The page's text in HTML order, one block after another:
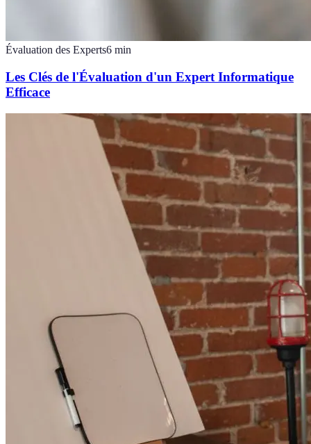
Évaluation des Experts6 min
Les Clés de l'Évaluation d'un Expert Informatique
Efficace